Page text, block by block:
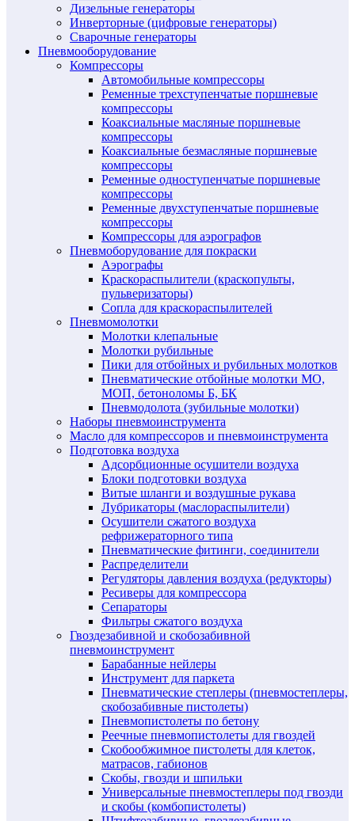
Дизельные генераторы
Инверторные (цифровые генераторы)
Сварочные генераторы
Пневмооборудование
Компрессоры
Автомобильные компрессоры
Ременные трехступенчатые поршневые
компрессоры
Коаксиальные масляные поршневые
компрессоры
Коаксиальные безмасляные поршневые
компрессоры
Ременные одноступенчатые поршневые
компрессоры
Ременные двухступенчатые поршневые
компрессоры
Компрессоры для аэрографов
Пневмоборудование для покраски
Аэрографы
Краскораспылители (краскопульты,
пульверизаторы)
Сопла для краскораспылителей
Пневмомолотки
Молотки клепальные
Молотки рубильные
Пики для отбойных и рубильных молотков
Пневматические отбойные молотки МО,
МОП, бетоноломы Б, БК
Пневмодолота (зубильные молотки)
Наборы пневмоинструмента
Масло для компрессоров и пневмоинструмента
Подготовка воздуха
Адсорбционные осушители воздуха
Блоки подготовки воздуха
Витые шланги и воздушные рукава
Лубрикаторы (маслораспылители)
Осушители сжатого воздуха
рефрижераторного типа
Пневматические фитинги, соединители
Распределители
Регуляторы давления воздуха (редукторы)
Ресиверы для компрессора
Сепараторы
Фильтры сжатого воздуха
Гвоздезабивной и скобозабивной
пневмоинструмент
Барабанные нейлеры
Инструмент для паркета
Пневматические степлеры (пневмостеплеры,
скобозабивные пистолеты)
Пневмопистолеты по бетону
Реечные пневмопистолеты для гвоздей
Скобообжимное пистолеты для клеток,
матрасов, габионов
Скобы, гвозди и шпильки
Универсальные пневмостеплеры под гвозди
и скобы (комбопистолеты)